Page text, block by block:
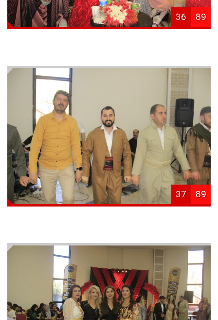
36 89
37 89